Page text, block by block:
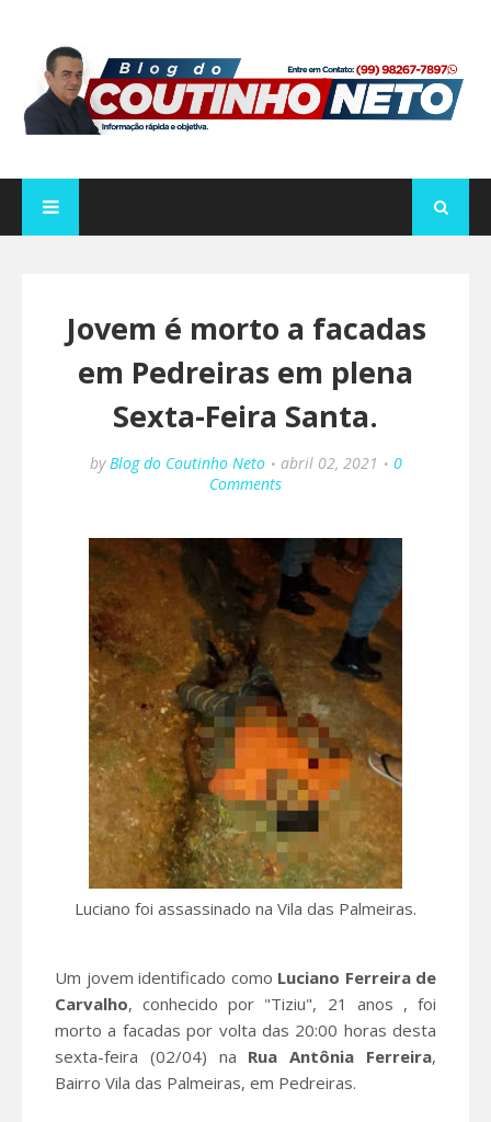
Jovem é morto a facadas
em Pedreiras em plena
Sexta-Feira Santa.
by Blog do Coutinho Neto abril 02, 2021
0
Comments
Luciano foi assassinado na Vila das Palmeiras.
Um jovem identificado como Luciano Ferreira de
Carvalho, conhecido por "Tiziu", 21 anos , foi
morto a facadas por volta das 20:00 horas desta
sexta-feira (02/04) na Rua Antônia Ferreira,
Bairro Vila das Palmeiras, em Pedreiras.